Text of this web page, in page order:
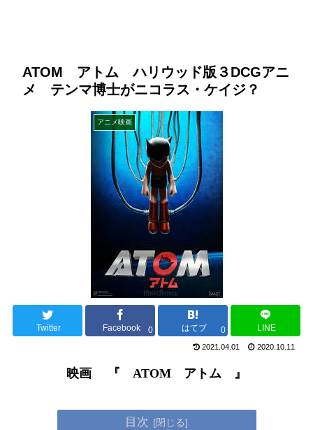
ATOM アトム ハリウッド版３DCGアニ
メ テンマ博士がニコラス・ケイジ？
アニメ映画
Twitter Facebook 0 はてブ 0 LINE
2021.04.01 2020.10.11
映画 『 ATOM アトム 』
目次